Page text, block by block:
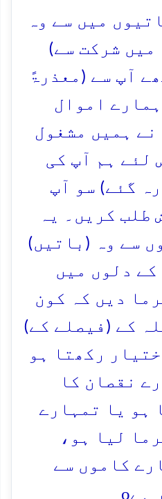
میں سے وہ
میں شرکت سے)
آپ سے (معذرۃً
اموال
نے ہمیں مشغول
لئے ہم آپ کی
گئے) سو آپ
طلب کریں۔ یہ
سے وہ (باتیں)
کے دلوں میں
دیں کہ کون
کے (فیصلے کے)
رکھتا ہو
نقصان کا
ہو یا تمہارے
لیا ہو،
کاموں سے
ہےo